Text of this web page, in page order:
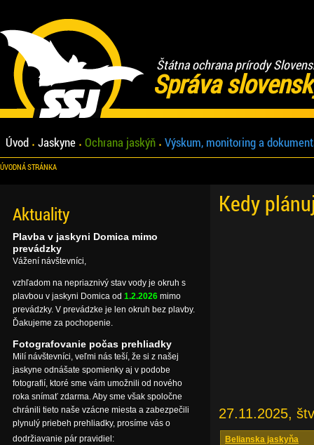
Štátna ochrana prírody
Správa
Úvod Jaskyne Ochrana jaskýň Výskum, monitoring a
ÚVODNÁ STRÁNKA
Kedy
27.11.2025,
Belianska jaskyňa
Aktuality
Plavba v jaskyni Domica mimo
prevádzky
Vážení návštevníci,
vzhľadom na nepriaznivý stav vody je okruh s
plavbou v jaskyni Domica od 1.2.2026 mimo
prevádzky. V prevádzke je len okruh bez plavby.
Ďakujeme za pochopenie.
Fotografovanie počas prehliadky
Milí návštevníci, veľmi nás teší, že si z našej
jaskyne odnášate spomienky aj v podobe
fotografií, ktoré sme vám umožnili od nového
roka snímať zdarma. Aby sme však spoločne
chránili tieto naše vzácne miesta a zabezpečili
plynulý priebeh prehliadky, prosíme vás o
dodržiavanie pár pravidiel: